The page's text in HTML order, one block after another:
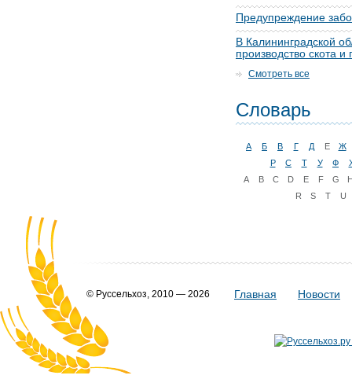
Предупреждение
В Калининградской
производство скота
Смотреть все
Словарь
А Б В Г Д Е
Ж
Р
С Т У Ф
A
B C D E F G
R
S T U
© Руссельхоз, 2010 — 2026 Главная Новости